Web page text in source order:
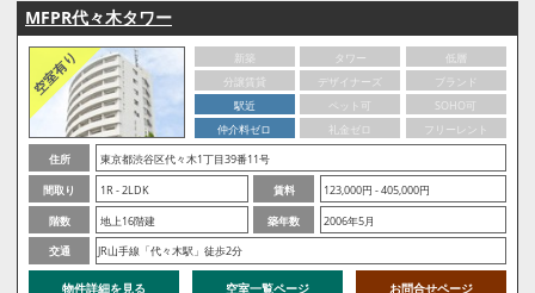
MFPR代々木タワー
新築 タワー
低層
分譲賃貸
デザイナーズ
ブランド
駅近
ペット可
SOHO可
仲介料ゼロ
礼金ゼロ
フリーレント
住所
東京都渋谷区代々木1丁目39番11号
間取り
1R - 2LDK 賃料
123,000円 - 405,000円
階数
地上16階建 築年数
2006年5月
交通
JR山手線「代々木駅」徒歩2分
物件詳細を見る 空室一覧ページ お問合せページ